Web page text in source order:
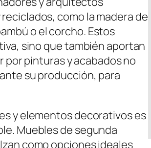
como la madera de
o el corcho. Estos
sino que también aportan
por pinturas y acabados no
su producción, para
y elementos decorativos es
Muebles de segunda
como opciones ideales